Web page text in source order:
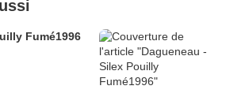
Fumé1996